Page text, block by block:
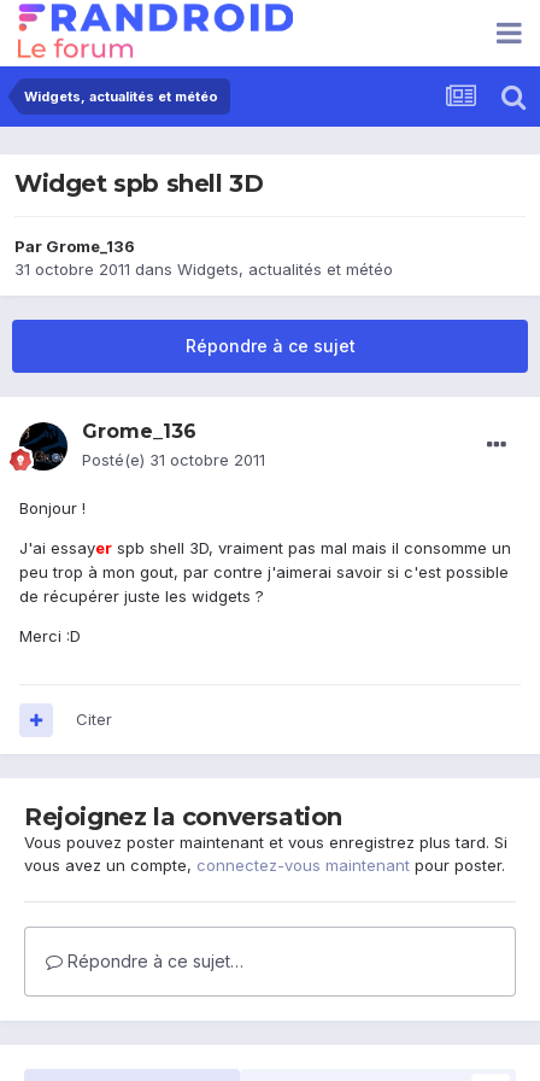
Widgets, actualités et météo
Widget spb shell 3D
Par Grome_136
31 octobre 2011 dans Widgets, actualités et météo
Répondre à ce sujet
Grome_136
Posté(e) 31 octobre 2011
Bonjour !
J'ai essayer spb shell 3D, vraiment pas mal mais il consomme un
peu trop à mon gout, par contre j'aimerai savoir si c'est possible
de récupérer juste les widgets ?
Merci :D
Citer
Rejoignez la conversation
Vous pouvez poster maintenant et vous enregistrez plus tard. Si
vous avez un compte, connectez-vous maintenant pour poster.
Répondre à ce sujet…